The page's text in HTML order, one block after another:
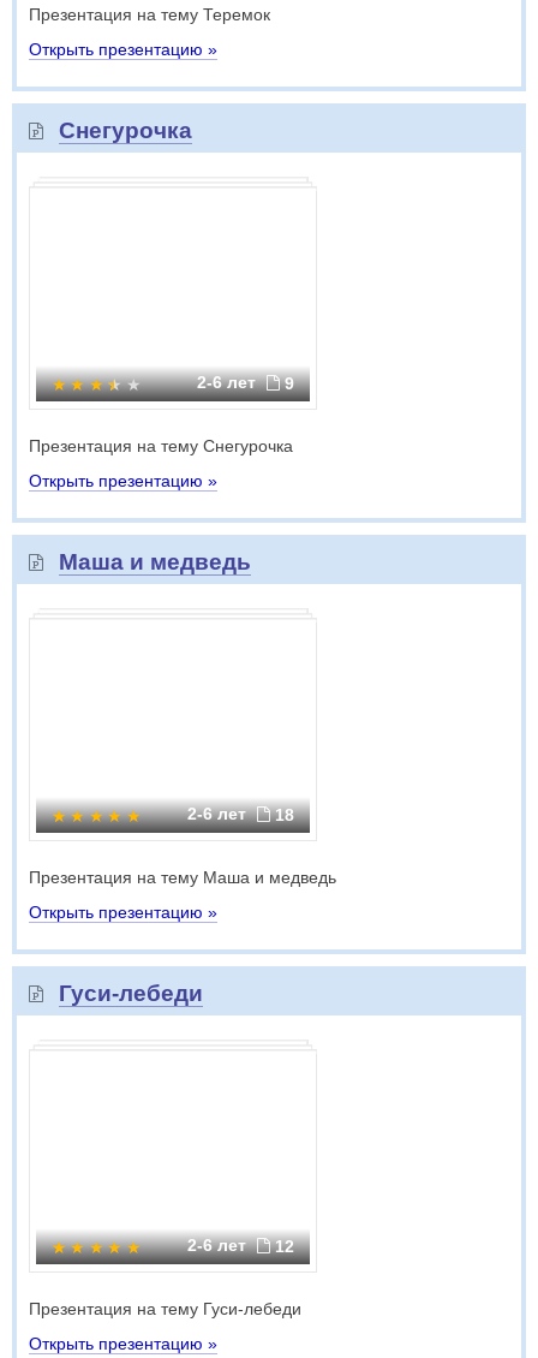
Презентация на тему Теремок
Открыть презентацию »
Снегурочка
2-6 лет 9
Презентация на тему Снегурочка
Открыть презентацию »
Маша и медведь
2-6 лет 18
Презентация на тему Маша и медведь
Открыть презентацию »
Гуси-лебеди
2-6 лет 12
Презентация на тему Гуси-лебеди
Открыть презентацию »